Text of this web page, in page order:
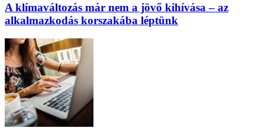
A klímaváltozás már nem a jövő kihívása – az
alkalmazkodás korszakába léptünk